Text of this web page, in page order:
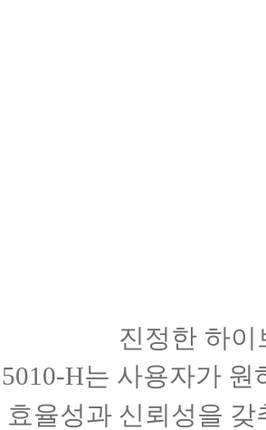
진정한 하이
5010-H는 사용자가
효율성과 신뢰성을 갖